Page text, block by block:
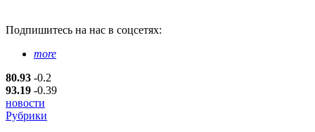
Подпишитесь на нас в соцсетях:
more
80.93 -0.2
93.19 -0.39
новости
Рубрики